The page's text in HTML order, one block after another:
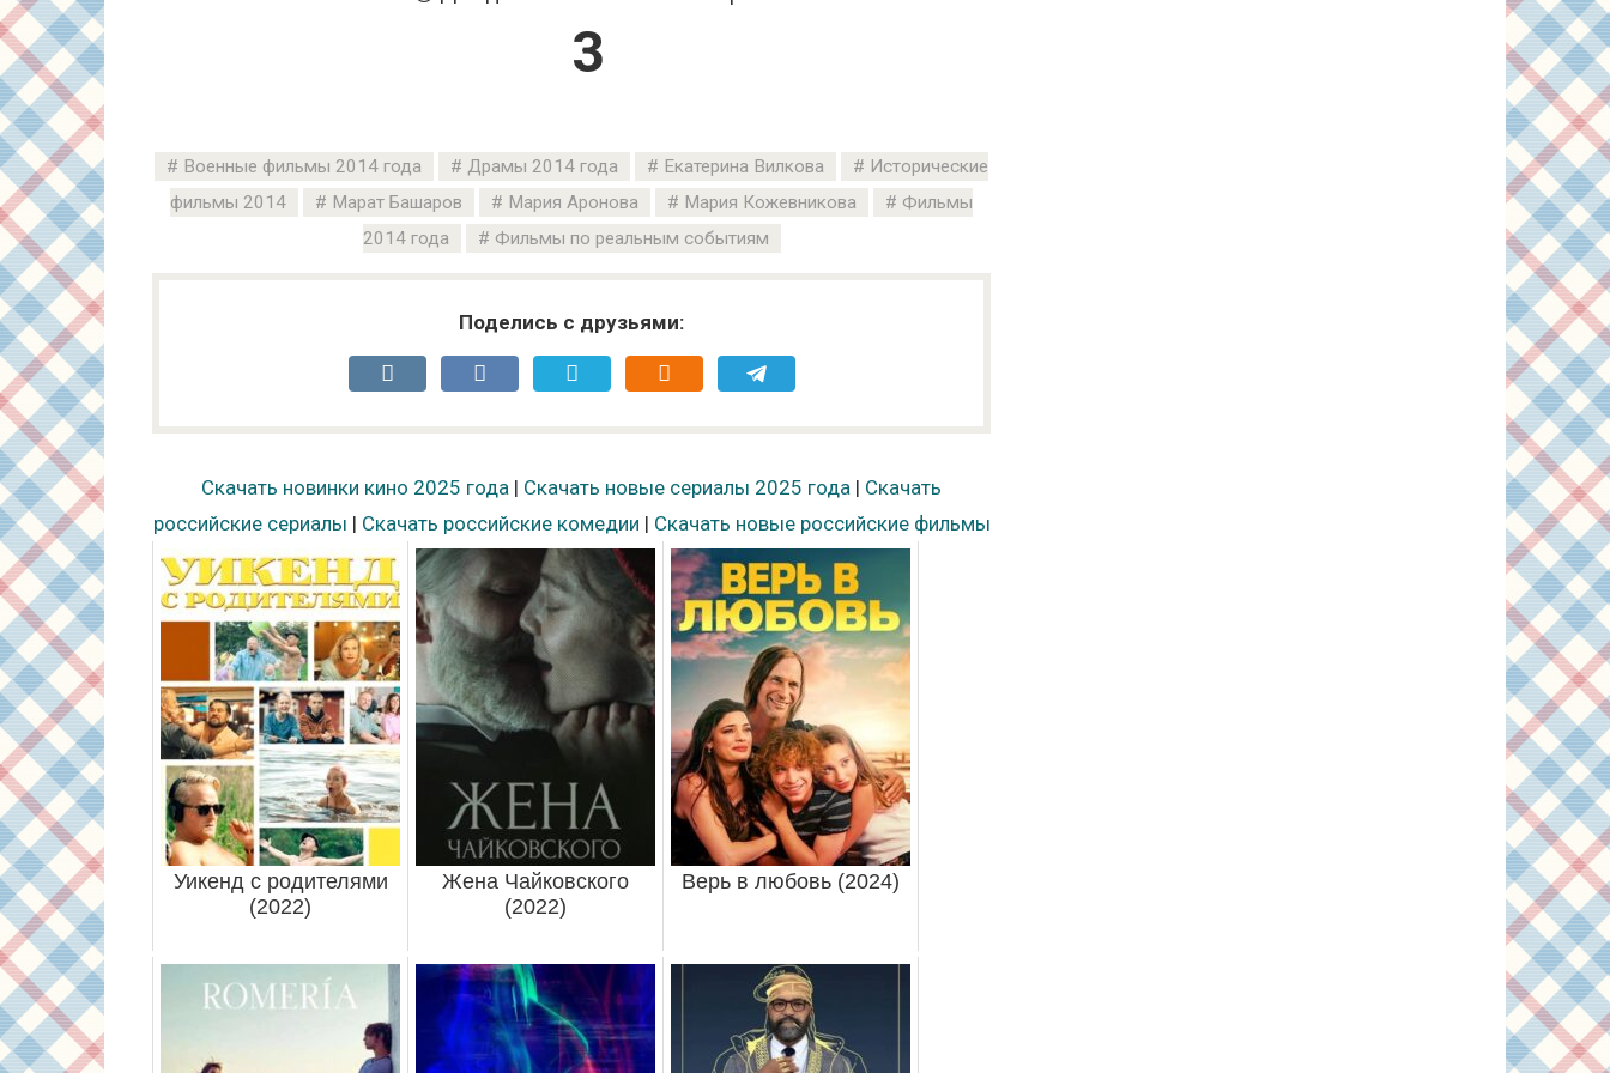
2
Военные фильмы 2014 года Драмы 2014 года Екатерина Вилкова
Исторические
фильмы 2014
Марат Башаров Мария Аронова Мария Кожевникова
Фильмы
2014 года
Фильмы по реальным событиям
Поделись с друзьями:
Скачать новинки кино 2025 года | Скачать новые сериалы 2025 года | Скачать
российские сериалы | Скачать российские комедии | Скачать новые российские фильмы
Уикенд с родителями
(2022)
Жена Чайковского
(2022)
Верь в любовь (2024)